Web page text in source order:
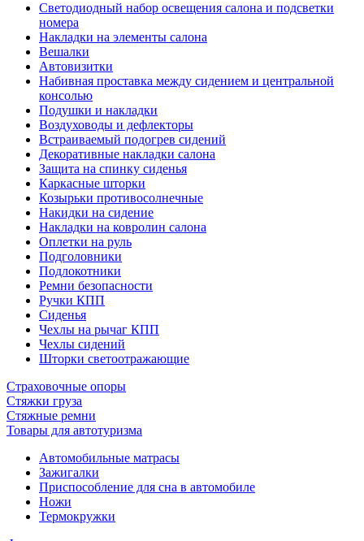
Светодиодный набор освещения салона и подсветки
номера
Накладки на элементы салона
Вешалки
Автовизитки
Набивная проставка между сидением и центральной
консолью
Подушки и накладки
Воздуховоды и дефлекторы
Встраиваемый подогрев сидений
Декоративные накладки салона
Защита на спинку сиденья
Каркасные шторки
Козырьки противосолнечные
Накидки на сидение
Накладки на ковролин салона
Оплетки на руль
Подголовники
Подлокотники
Ремни безопасности
Ручки КПП
Сиденья
Чехлы на рычаг КПП
Чехлы сидений
Шторки светоотражающие
Страховочные опоры
Стяжки груза
Стяжные ремни
Товары для автотуризма
Автомобильные матрасы
Зажигалки
Приспособление для сна в автомобиле
Ножи
Термокружки